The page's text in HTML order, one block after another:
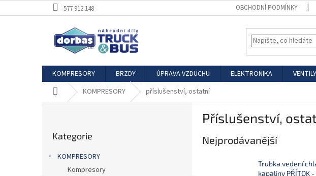
na
577 912 148 OBCHODNÍ PODMÍNKY
KOMPRESORY BRZDY ÚPRAVA VZDUCHU ELEKTRONIKA VENTILY
Domů KOMPRESORY příslušenství, ostatní
kategorie
Kategorie
KOMPRESORY
Kompresory
Příslušenství,
Nejprodávanější
Trubka vedení
kapaliny PŘÍTOK -